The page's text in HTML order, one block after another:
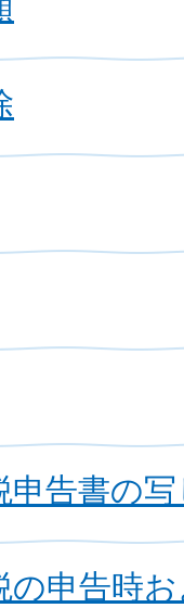
申告書の
の申告時